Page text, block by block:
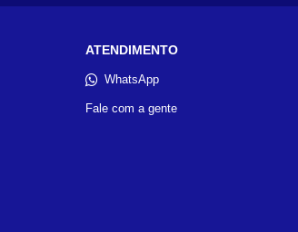
ATENDIMENTO
WhatsApp
Fale com a gente